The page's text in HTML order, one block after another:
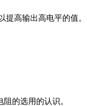
提高输出高电平的值。
的选用的认识。